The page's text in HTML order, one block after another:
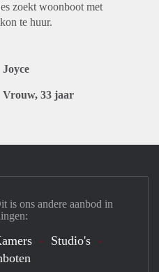
zoekt woonboot met
te huur.
Joyce
Vrouw, 33 jaar
is ons andere aanbod in
Studio's